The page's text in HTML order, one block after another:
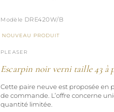
DRE420W/B
NOUVEAU PRODUIT
PLEASER
Escarpin noir verni taille 43 à
Cette paire neuve est proposée en
de commande. L’offre concerne
quantité limitée.